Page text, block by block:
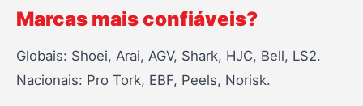
Marcas mais confiáveis?
Globais: Shoei, Arai, AGV, Shark, HJC, Bell, LS2.
Nacionais: Pro Tork, EBF, Peels, Norisk.